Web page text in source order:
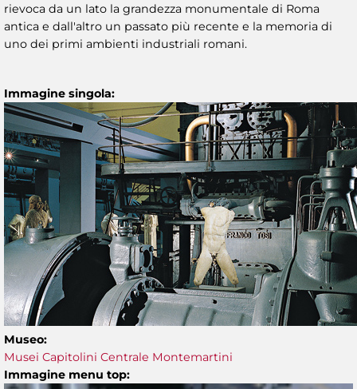
rievoca da un lato la grandezza monumentale di Roma
antica e dall'altro un passato più recente e la memoria di
uno dei primi ambienti industriali romani.
Immagine singola:
Museo:
Musei Capitolini Centrale Montemartini
Immagine menu top: